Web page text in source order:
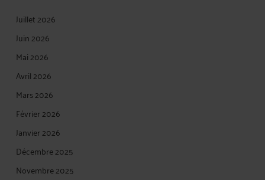
Juillet 2026
Juin 2026
Mai 2026
Avril 2026
Mars 2026
Février 2026
Janvier 2026
Décembre 2025
Novembre 2025